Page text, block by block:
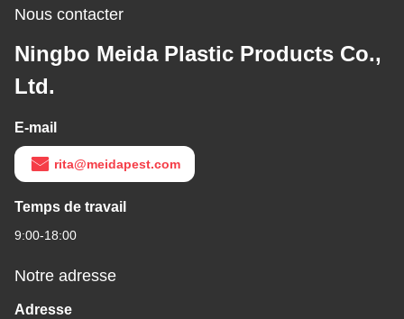
Nous contacter
Ningbo Meida Plastic Products Co.,
Ltd.
E-mail
rita@meidapest.com
Temps de travail
9:00-18:00
Notre adresse
Adresse